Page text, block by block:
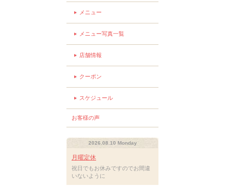
メニュー
メニュー写真一覧
店舗情報
クーポン
スケジュール
お客様の声
2026.08.10 Monday
月曜定休
祝日でもお休みですのでお間違
いないように